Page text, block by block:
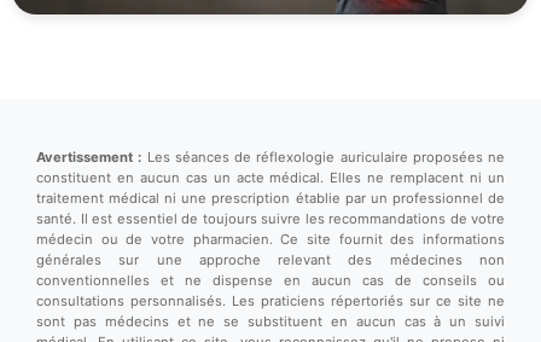
Avertissement : Les séances de réflexologie auriculaire proposées ne
constituent en aucun cas un acte médical. Elles ne remplacent ni un
traitement médical ni une prescription établie par un professionnel de
santé. Il est essentiel de toujours suivre les recommandations de votre
médecin ou de votre pharmacien. Ce site fournit des informations
générales sur une approche relevant des médecines non
conventionnelles et ne dispense en aucun cas de conseils ou
consultations personnalisés. Les praticiens répertoriés sur ce site ne
sont pas médecins et ne se substituent en aucun cas à un suivi